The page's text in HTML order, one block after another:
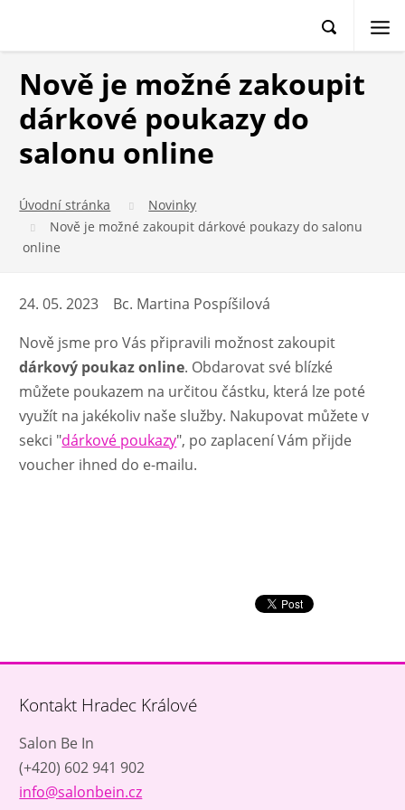
Nově je možné zakoupit
dárkové poukazy do
salonu online
Úvodní stránka
Novinky
Nově je možné zakoupit dárkové poukazy do salonu
online
24. 05. 2023
Bc. Martina Pospíšilová
Nově jsme pro Vás připravili možnost zakoupit
dárkový poukaz online. Obdarovat své blízké
můžete poukazem na určitou částku, která lze poté
využít na jakékoliv naše služby. Nakupovat můžete v
sekci "dárkové poukazy", po zaplacení Vám přijde
voucher ihned do e-mailu.
Kontakt Hradec Králové
Salon Be In
(+420) 602 941 902
info@salonbein.cz